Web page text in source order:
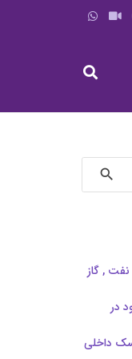
, گاز
در
داخلی